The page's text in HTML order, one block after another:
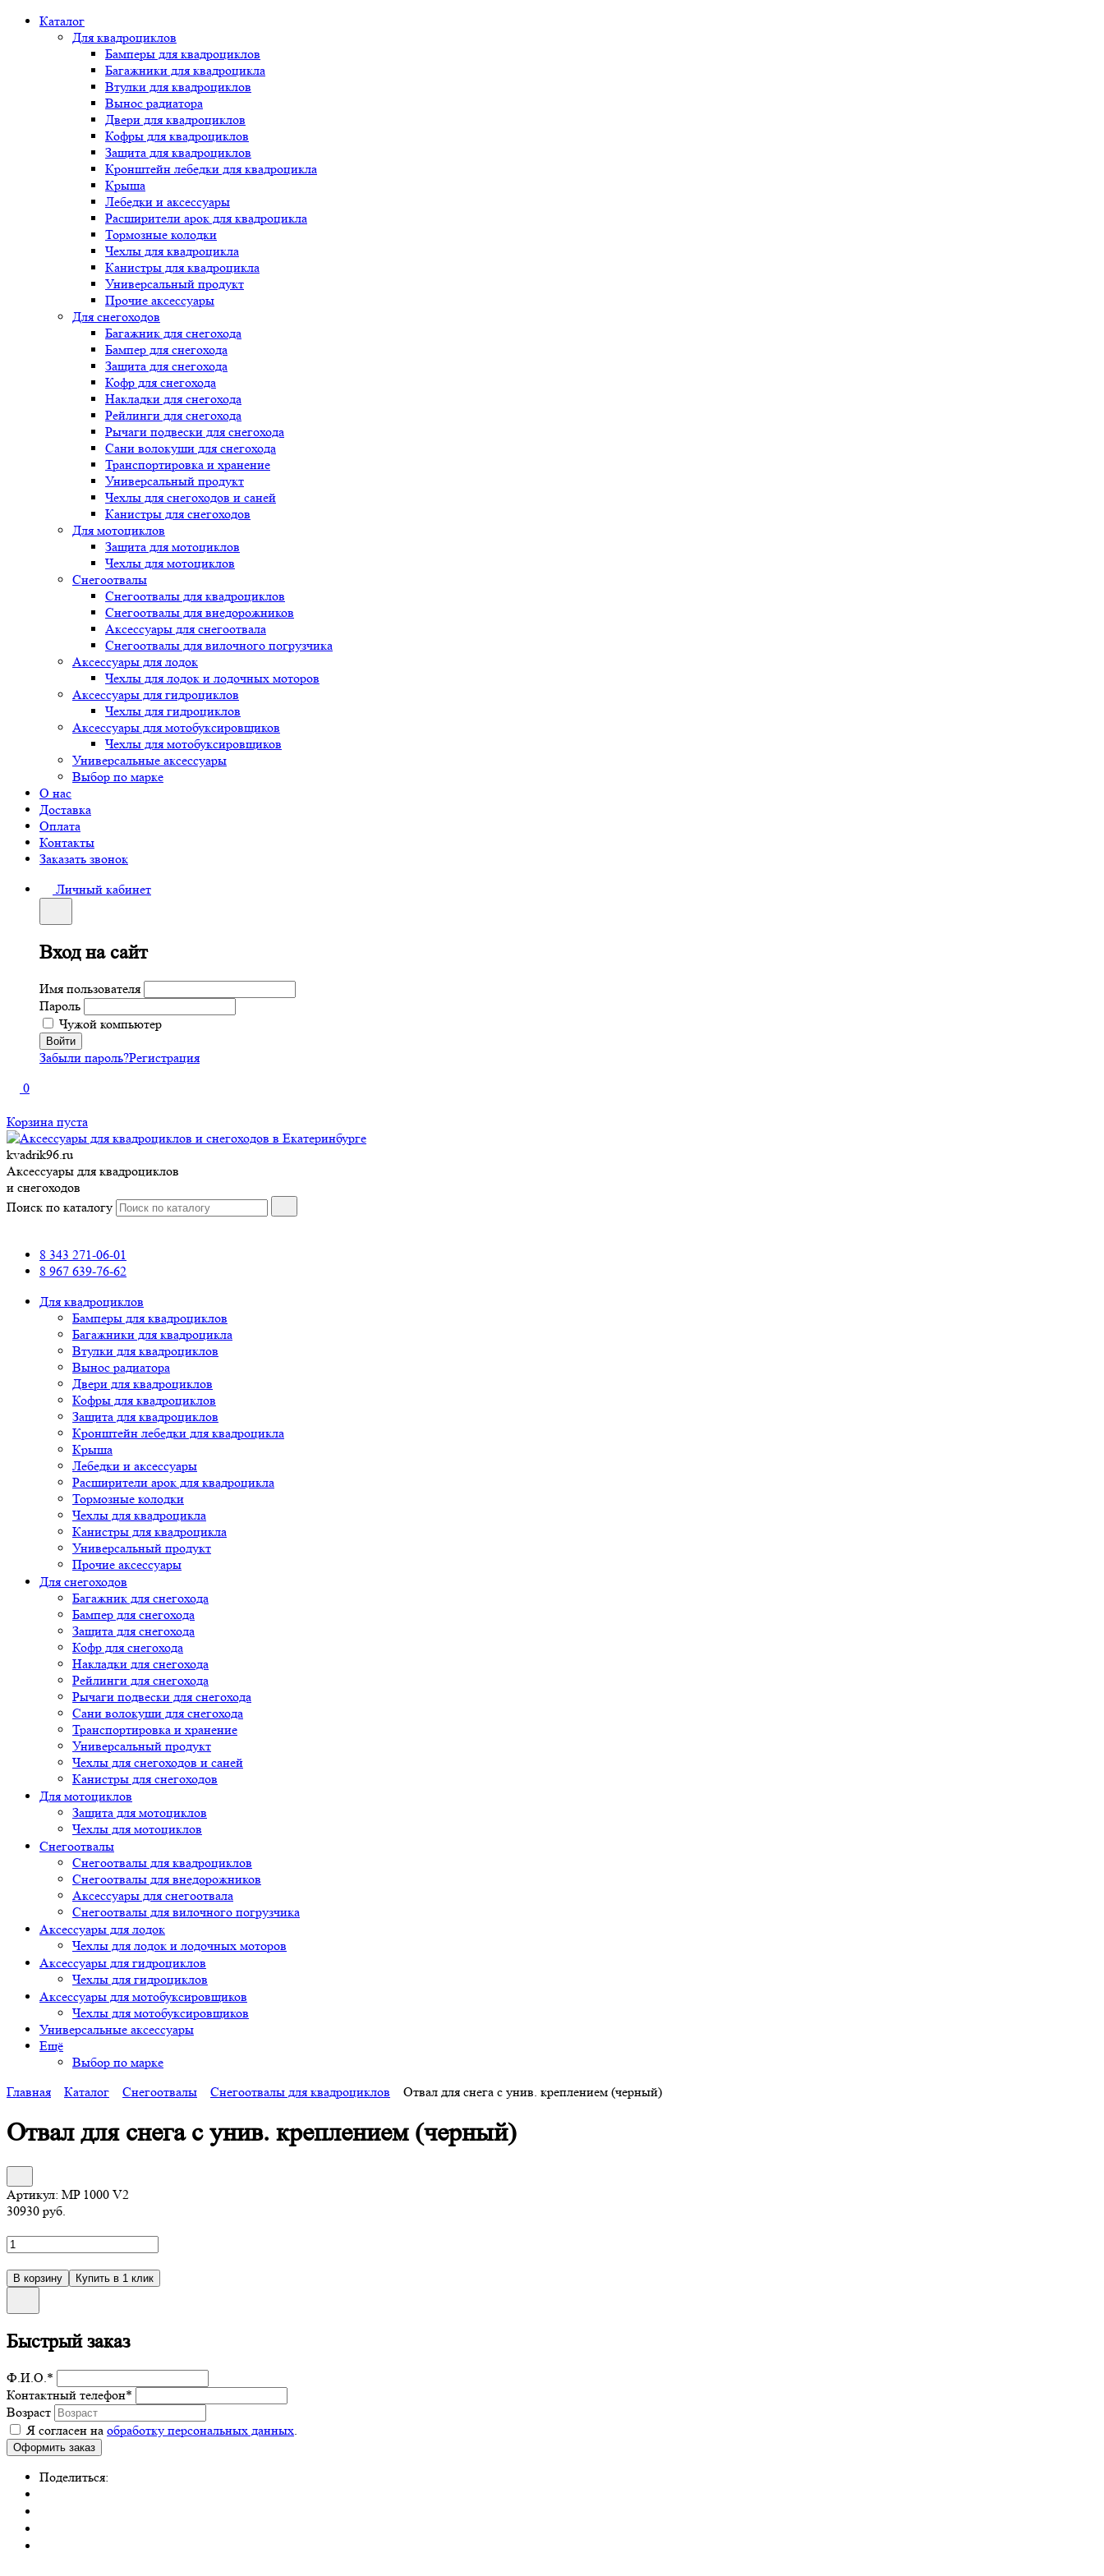
Каталог
Для квадроциклов
Бамперы для квадроциклов
Багажники для квадроцикла
Втулки для квадроциклов
Вынос радиатора
Двери для квадроциклов
Кофры для квадроциклов
Защита для квадроциклов
Кронштейн лебедки для квадроцикла
Крыша
Лебедки и аксессуары
Расширители арок для квадроцикла
Тормозные колодки
Чехлы для квадроцикла
Канистры для квадроцикла
Универсальный продукт
Прочие аксессуары
Для снегоходов
Багажник для снегохода
Бампер для снегохода
Защита для снегохода
Кофр для снегохода
Накладки для снегохода
Рейлинги для снегохода
Рычаги подвески для снегохода
Сани волокуши для снегохода
Транспортировка и хранение
Универсальный продукт
Чехлы для снегоходов и саней
Канистры для снегоходов
Для мотоциклов
Защита для мотоциклов
Чехлы для мотоциклов
Снегоотвалы
Снегоотвалы для квадроциклов
Снегоотвалы для внедорожников
Аксессуары для снегоотвала
Снегоотвалы для вилочного погрузчика
Аксессуары для лодок
Чехлы для лодок и лодочных моторов
Аксессуары для гидроциклов
Чехлы для гидроциклов
Аксессуары для мотобуксировщиков
Чехлы для мотобуксировщиков
Универсальные аксессуары
Выбор по марке
О нас
Доставка
Оплата
Контакты
Заказать звонок
Личный кабинет
Вход на сайт
Имя пользователя
Пароль
Чужой компьютер
Забыли пароль?Регистрация
0
Корзина пуста
kvadrik96.ru
Аксессуары для квадроциклов
и снегоходов
Поиск по каталогу
8 343 271-06-01
8 967 639-76-62
Для квадроциклов
Бамперы для квадроциклов
Багажники для квадроцикла
Втулки для квадроциклов
Вынос радиатора
Двери для квадроциклов
Кофры для квадроциклов
Защита для квадроциклов
Кронштейн лебедки для квадроцикла
Крыша
Лебедки и аксессуары
Расширители арок для квадроцикла
Тормозные колодки
Чехлы для квадроцикла
Канистры для квадроцикла
Универсальный продукт
Прочие аксессуары
Для снегоходов
Багажник для снегохода
Бампер для снегохода
Защита для снегохода
Кофр для снегохода
Накладки для снегохода
Рейлинги для снегохода
Рычаги подвески для снегохода
Сани волокуши для снегохода
Транспортировка и хранение
Универсальный продукт
Чехлы для снегоходов и саней
Канистры для снегоходов
Для мотоциклов
Защита для мотоциклов
Чехлы для мотоциклов
Снегоотвалы
Снегоотвалы для квадроциклов
Снегоотвалы для внедорожников
Аксессуары для снегоотвала
Снегоотвалы для вилочного погрузчика
Аксессуары для лодок
Чехлы для лодок и лодочных моторов
Аксессуары для гидроциклов
Чехлы для гидроциклов
Аксессуары для мотобуксировщиков
Чехлы для мотобуксировщиков
Универсальные аксессуары
Ещё
Выбор по марке
Главная
Каталог Снегоотвалы Снегоотвалы для квадроциклов Отвал для снега с унив. креплением (черный)
Отвал для снега с унив. креплением (черный)
Артикул: MP 1000 V2
30930 руб.
Быстрый заказ
Ф.И.О. *
Контактный телефон*
Возраст
Я согласен на обработку персональных данных
Поделиться: